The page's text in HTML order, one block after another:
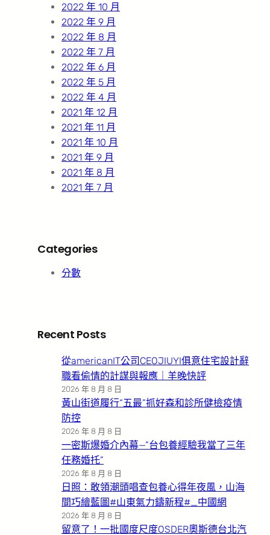
2022 年 10 月
2022 年 9 月
2022 年 8 月
2022 年 7 月
2022 年 6 月
2022 年 5 月
2022 年 4 月
2021 年 12 月
2021 年 11 月
2021 年 10 月
2021 年 9 月
2021 年 8 月
2021 年 7 月
Categories
分數
Recent Posts
從americanIT公司CEOJIUYI俱意住宅設計辭
職看偷情的計謀與報應｜羊晚快評
2026 年 8 月 8 日
黃山街道履行“五最”抓好森和診所健檢疫情
防控
2026 年 8 月 8 日
一密斯爆婚介內幕—”台包養經驗我當了三年
任務婚托”
2026 年 8 月 8 日
日照：敢領潮頭唱查包養心得年夜風，山海
間巧繪藍圖#山東氣力鑄新程#_中國網
2026 年 8 月 8 日
留意了！一批國度尺度OSDER奧斯德台北汽